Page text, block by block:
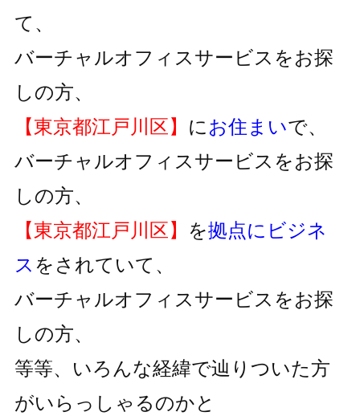
て、
バーチャルオフィスサービスをお探
しの方、
【東京都江戸川区】 に お住まいで、
バーチャルオフィスサービスをお探
しの方、
【東京都江戸川区】 を拠点にビジネ
ス をされていて、
バーチャルオフィスサービスをお探
しの方、
等等、いろんな経緯で辿りついた方
がいらっしゃるのかと